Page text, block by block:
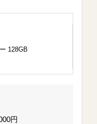
128GB
円